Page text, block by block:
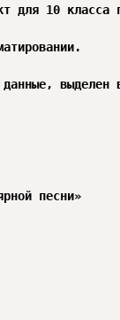
для 10
выделен
песни»